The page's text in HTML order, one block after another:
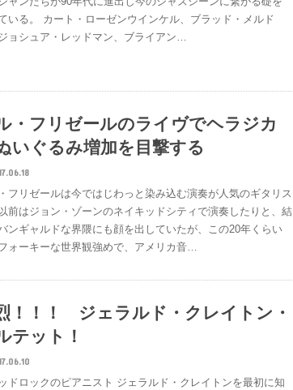
いる。 カート・ローゼンウインケル、ブラッド・メルド
ョシュア・レッドマン、ブライアン…
・フリゼールのライヴでヘラジカ
いぐるみ増加を目撃する
フリゼールは今ではじわっと染み込む演奏が人気のギタリス
前はジョン・ゾーンのネイキッドシティで演奏したりと、結
ンギャルドな界隈にも顔を出していたが、この20年くらい
ォーキーな世界観強めで、アメリカ音…
！！！ ジェラルド・クレイトン・
テット！
ドロックのピアニスト ジェラルド・クレイトンを最初に知